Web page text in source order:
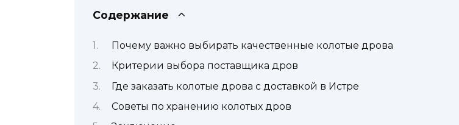
Содержание
Почему важно выбирать качественные колотые дрова
Критерии выбора поставщика дров
Где заказать колотые дрова с доставкой в Истре
Советы по хранению колотых дров